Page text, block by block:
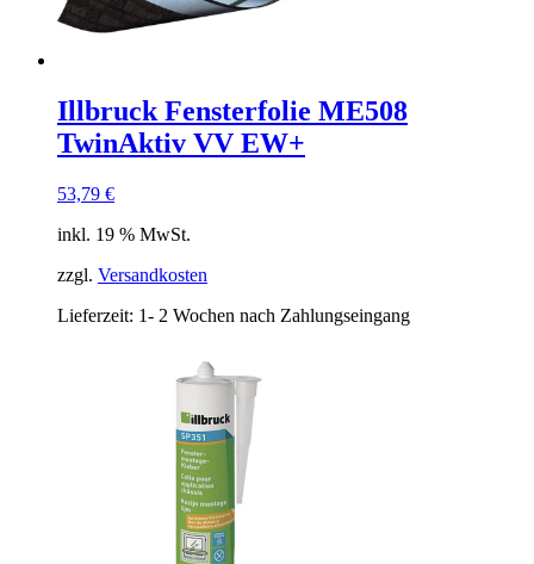
Illbruck Fensterfolie ME508
TwinAktiv VV EW+
53,79 €
inkl. 19 % MwSt.
zzgl. Versandkosten
Lieferzeit: 1- 2 Wochen nach Zahlungseingang